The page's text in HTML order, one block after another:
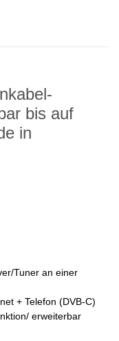
bis auf
in
Tuner an einer
+ Telefon (DVB-C)
erweiterbar